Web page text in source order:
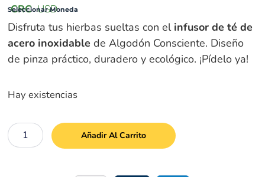
CRC USD
Seleccionar Moneda
Disfruta tus hierbas sueltas con el infusor de té de
acero inoxidable de Algodón Consciente. Diseño
de pinza práctico, duradero y ecológico. ¡Pídelo ya!
Hay existencias
Añadir Al Carrito